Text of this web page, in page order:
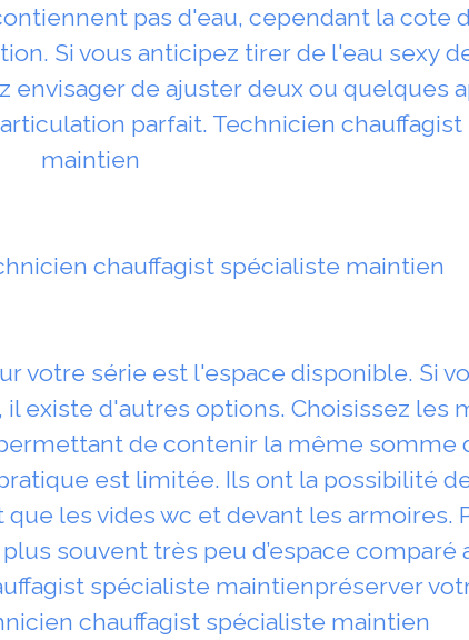
pas d'eau, cependant la cote
Si vous anticipez tirer de l'eau sexy
de ajuster deux ou quelques
parfait. Technicien
maintien
chauffagist spécialiste maintien
votre série est l'espace disponible. Si
existe d'autres options. Choisissez les
de contenir la même somme
est limitée. Ils ont la possibilité
les vides wc et devant les armoires.
souvent très peu d’espace comparé
spécialiste maintienpréserver
chauffagist spécialiste maintien